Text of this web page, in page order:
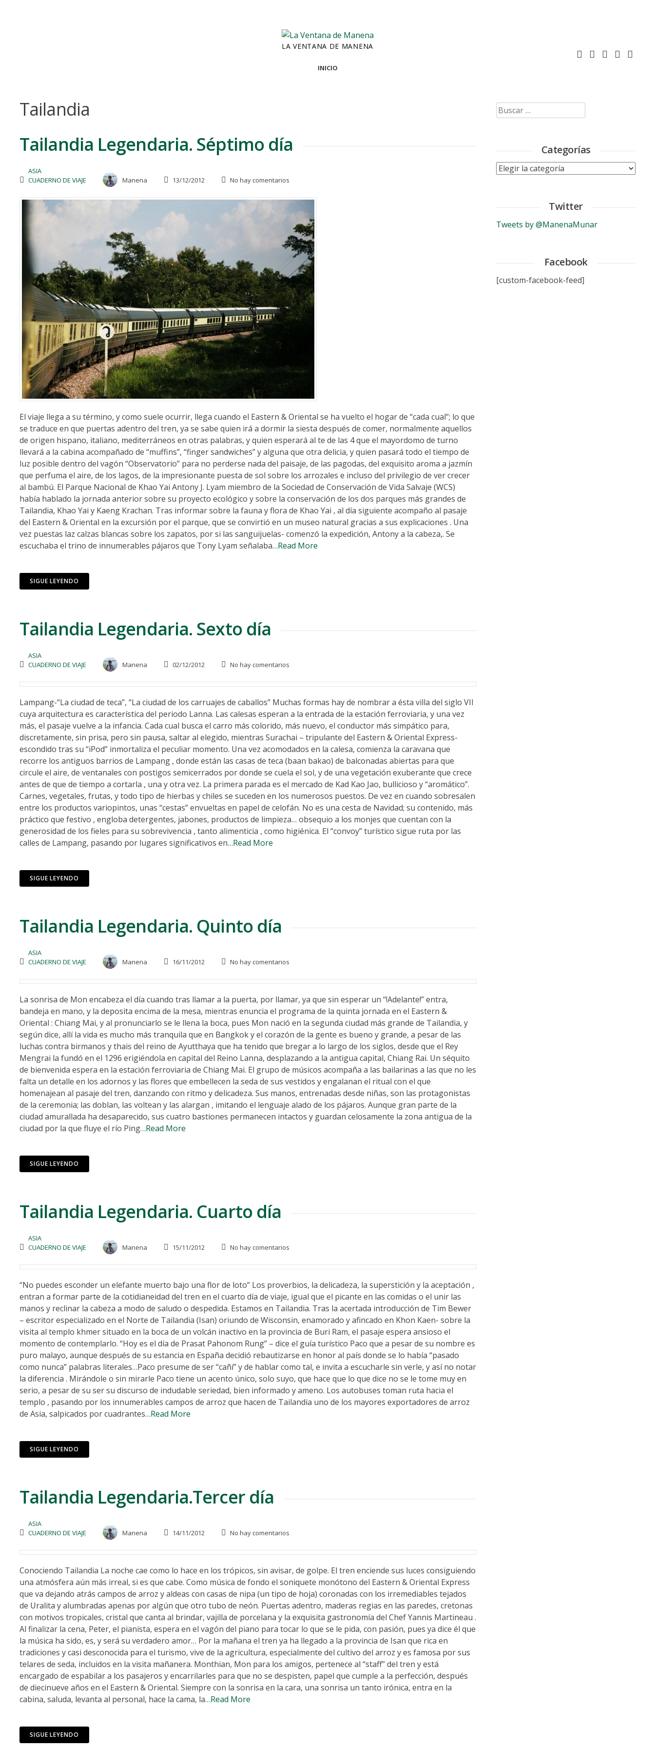
LA VENTANA DE MANENA
INICIO
Tailandia
Tailandia Legendaria. Séptimo día
ASIA
CUADERNO DE VIAJE
Manena 13/12/2012 No hay comentarios
El viaje llega a su término, y como suele ocurrir, llega cuando el Eastern & Oriental se ha vuelto el hogar de “cada cual”; lo que
se traduce en que puertas adentro del tren, ya se sabe quien irá a dormir la siesta después de comer, normalmente aquellos
de origen hispano, italiano, mediterráneos en otras palabras, y quien esperará al te de las 4 que el mayordomo de turno
llevará a la cabina acompañado de “muffins”, “finger sandwiches” y alguna que otra delicia, y quien pasará todo el tiempo de
luz posible dentro del vagón “Observatorio” para no perderse nada del paisaje, de las pagodas, del exquisito aroma a jazmín
que perfuma el aire, de los lagos, de la impresionante puesta de sol sobre los arrozales e incluso del privilegio de ver crecer
al bambú. El Parque Nacional de Khao Yai Antony J. Lyam miembro de la Sociedad de Conservación de Vida Salvaje (WCS)
había hablado la jornada anterior sobre su proyecto ecológico y sobre la conservación de los dos parques más grandes de
Tailandia, Khao Yai y Kaeng Krachan. Tras informar sobre la fauna y flora de Khao Yai , al día siguiente acompaño al pasaje
del Eastern & Oriental en la excursión por el parque, que se convirtió en un museo natural gracias a sus explicaciones . Una
vez puestas laz calzas blancas sobre los zapatos, por si las sanguijuelas- comenzó la expedición, Antony a la cabeza,. Se
escuchaba el trino de innumerables pájaros que Tony Lyam señalaba…Read More
SIGUE LEYENDO
Tailandia Legendaria. Sexto día
ASIA
CUADERNO DE VIAJE
Manena 02/12/2012 No hay comentarios
Lampang-“La ciudad de teca”, “La ciudad de los carruajes de caballos” Muchas formas hay de nombrar a ésta villa del siglo VII
cuya arquitectura es característica del periodo Lanna. Las calesas esperan a la entrada de la estación ferroviaria, y una vez
más, el pasaje vuelve a la infancia. Cada cual busca el carro más colorido, más nuevo, el conductor más simpático para,
discretamente, sin prisa, pero sin pausa, saltar al elegido, mientras Surachai – tripulante del Eastern & Oriental Express-
escondido tras su “iPod” inmortaliza el peculiar momento. Una vez acomodados en la calesa, comienza la caravana que
recorre los antiguos barrios de Lampang , donde están las casas de teca (baan bakao) de balconadas abiertas para que
circule el aire, de ventanales con postigos semicerrados por donde se cuela el sol, y de una vegetación exuberante que crece
antes de que de tiempo a cortarla , una y otra vez. La primera parada es el mercado de Kad Kao Jao, bullicioso y “aromático”.
Carnes, vegetales, frutas, y todo tipo de hierbas y chiles se suceden en los numerosos puestos. De vez en cuando sobresalen
entre los productos variopintos, unas “cestas” envueltas en papel de celofán. No es una cesta de Navidad; su contenido, más
práctico que festivo , engloba detergentes, jabones, productos de limpieza… obsequio a los monjes que cuentan con la
generosidad de los fieles para su sobrevivencia , tanto alimenticia , como higiénica. El “convoy” turístico sigue ruta por las
calles de Lampang, pasando por lugares significativos en…Read More
SIGUE LEYENDO
Tailandia Legendaria. Quinto día
ASIA
CUADERNO DE VIAJE
Manena 16/11/2012 No hay comentarios
La sonrisa de Mon encabeza el día cuando tras llamar a la puerta, por llamar, ya que sin esperar un “!Adelante!” entra,
bandeja en mano, y la deposita encima de la mesa, mientras enuncia el programa de la quinta jornada en el Eastern &
Oriental : Chiang Mai, y al pronunciarlo se le llena la boca, pues Mon nació en la segunda ciudad más grande de Tailandia, y
según dice, allí la vida es mucho más tranquila que en Bangkok y el corazón de la gente es bueno y grande, a pesar de las
luchas contra birmanos y thais del reino de Ayutthaya que ha tenido que bregar a lo largo de los siglos, desde que el Rey
Mengrai la fundó en el 1296 erigiéndola en capital del Reino Lanna, desplazando a la antigua capital, Chiang Rai. Un séquito
de bienvenida espera en la estación ferroviaria de Chiang Mai. El grupo de músicos acompaña a las bailarinas a las que no les
falta un detalle en los adornos y las flores que embellecen la seda de sus vestidos y engalanan el ritual con el que
homenajean al pasaje del tren, danzando con ritmo y delicadeza. Sus manos, entrenadas desde niñas, son las protagonistas
de la ceremonia; las doblan, las voltean y las alargan , imitando el lenguaje alado de los pájaros. Aunque gran parte de la
ciudad amurallada ha desaparecido, sus cuatro bastiones permanecen intactos y guardan celosamente la zona antigua de la
ciudad por la que fluye el río Ping…Read More
SIGUE LEYENDO
Tailandia Legendaria. Cuarto día
ASIA
CUADERNO DE VIAJE
Manena 15/11/2012 No hay comentarios
“No puedes esconder un elefante muerto bajo una flor de loto” Los proverbios, la delicadeza, la superstición y la aceptación ,
entran a formar parte de la cotidianeidad del tren en el cuarto día de viaje, igual que el picante en las comidas o el unir las
manos y reclinar la cabeza a modo de saludo o despedida. Estamos en Tailandia. Tras la acertada introducción de Tim Bewer
– escritor especializado en el Norte de Tailandia (Isan) oriundo de Wisconsin, enamorado y afincado en Khon Kaen- sobre la
visita al templo khmer situado en la boca de un volcán inactivo en la provincia de Buri Ram, el pasaje espera ansioso el
momento de contemplarlo. “Hoy es el día de Prasat Pahonom Rung” – dice el guía turístico Paco que a pesar de su nombre es
puro malayo, aunque después de su estancia en España decidió rebautizarse en honor al país donde se lo había “pasado
como nunca” palabras literales…Paco presume de ser “cañí” y de hablar como tal, e invita a escucharle sin verle, y así no notar
la diferencia . Mirándole o sin mirarle Paco tiene un acento único, solo suyo, que hace que lo que dice no se le tome muy en
serio, a pesar de su ser su discurso de indudable seriedad, bien informado y ameno. Los autobuses toman ruta hacia el
templo , pasando por los innumerables campos de arroz que hacen de Tailandia uno de los mayores exportadores de arroz
de Asia, salpicados por cuadrantes…Read More
SIGUE LEYENDO
Tailandia Legendaria.Tercer día
ASIA
CUADERNO DE VIAJE
Manena 14/11/2012 No hay comentarios
Conociendo Tailandia La noche cae como lo hace en los trópicos, sin avisar, de golpe. El tren enciende sus luces consiguiendo
una atmósfera aún más irreal, si es que cabe. Como música de fondo el soniquete monótono del Eastern & Oriental Express
que va dejando atrás campos de arroz y aldeas con casas de nipa (un tipo de hoja) coronadas con los irremediables tejados
de Uralita y alumbradas apenas por algún que otro tubo de neón. Puertas adentro, maderas regias en las paredes, cretonas
con motivos tropicales, cristal que canta al brindar, vajilla de porcelana y la exquisita gastronomía del Chef Yannis Martineau .
Al finalizar la cena, Peter, el pianista, espera en el vagón del piano para tocar lo que se le pida, con pasión, pues ya dice él que
la música ha sido, es, y será su verdadero amor… Por la mañana el tren ya ha llegado a la provincia de Isan que rica en
tradiciones y casi desconocida para el turismo, vive de la agricultura, especialmente del cultivo del arroz y es famosa por sus
telares de seda, incluidos en la visita mañanera. Monthian, Mon para los amigos, pertenece al “staff” del tren y está
encargado de espabilar a los pasajeros y encarrilarles para que no se despisten, papel que cumple a la perfección, después
de diecinueve años en el Eastern & Oriental. Siempre con la sonrisa en la cara, una sonrisa un tanto irónica, entra en la
cabina, saluda, levanta al personal, hace la cama, la…Read More
SIGUE LEYENDO
Buscar:
Categorías
Categorías
Twitter
Tweets by @ManenaMunar
Facebook
[custom-facebook-feed]